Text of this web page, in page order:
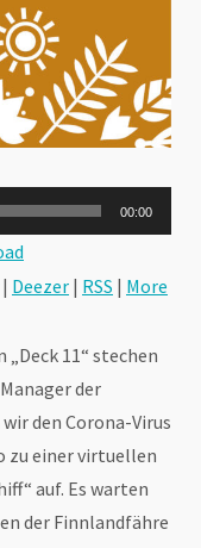
00:00
| Deezer | RSS | More
11“ stechen
der
den Corona-Virus
zu einer virtuellen
auf. Es warten
der Finnlandfähre